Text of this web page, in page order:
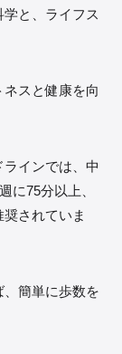
と、ライフス
スと健康を向
インでは、中
に75分以上、
されていま
、簡単に歩数を